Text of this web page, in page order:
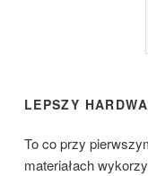
LEPSZY
To co przy
materiałach